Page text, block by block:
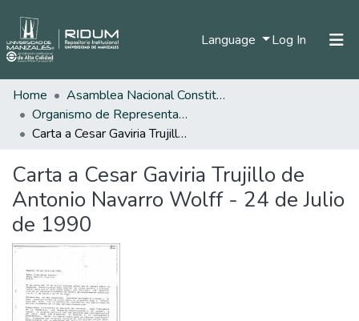
Language Log In (current)
Statistics
Home
Asamblea Nacional Constituyente
Organismo de Representantes Constituyente
Carta a Cesar Gaviria Trujillo de Antonio Navarro Wolff - 24 de Julio de 1990
Carta a Cesar Gaviria Trujillo de
Antonio Navarro Wolff - 24 de Julio
de 1990